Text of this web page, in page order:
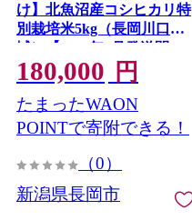
け】北魚沼産コシヒカリ特
別栽培米5kg（長岡川口地
域）【2026年9月発送開
始】
180,000 円
たまったWAON
POINTで寄附できる！
（0）
新潟県長岡市